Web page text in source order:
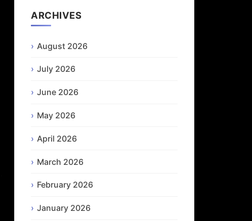
ARCHIVES
August 2026
July 2026
June 2026
May 2026
April 2026
March 2026
February 2026
January 2026